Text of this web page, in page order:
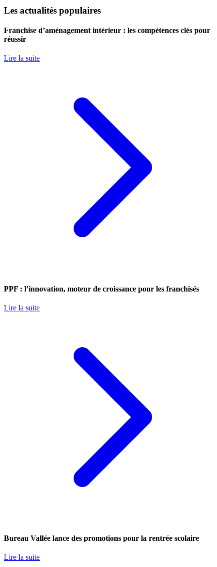
Les actualités populaires
Franchise d’aménagement intérieur : les compétences clés pour
réussir
Lire la suite
PPF : l’innovation, moteur de croissance pour les franchisés
Lire la suite
Bureau Vallée lance des promotions pour la rentrée scolaire
Lire la suite